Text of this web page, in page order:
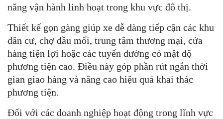
năng vận hành linh hoạt trong khu vực đô thị.
Thiết kế gọn gàng giúp xe dễ dàng tiếp cận các khu
dân cư, chợ đầu mối, trung tâm thương mại, cửa
hàng tiện lợi hoặc các tuyến đường có mật độ
phương tiện cao. Điều này góp phần rút ngắn thời
gian giao hàng và nâng cao hiệu quả khai thác
phương tiện.
Đối với các doanh nghiệp hoạt động trong lĩnh vực